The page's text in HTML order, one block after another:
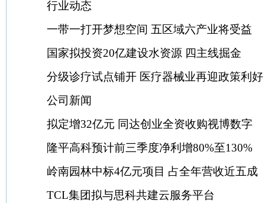
行业动态
一带一打开梦想空间 五区域六产业将受益
国家拟投资20亿建设水资源 四主线掘金
分级诊疗试点铺开 医疗器械业再迎政策利好
公司新闻
拟定增32亿元 同达创业全资收购视博数字
隆平高科预计前三季度净利增80%至130%
岭南园林中标4亿元项目 占全年营收近五成
TCL集团拟与思科共建云服务平台